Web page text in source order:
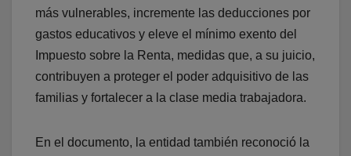
más vulnerables, incremente las deducciones por
gastos educativos y eleve el mínimo exento del
Impuesto sobre la Renta, medidas que, a su juicio,
contribuyen a proteger el poder adquisitivo de las
familias y fortalecer a la clase media trabajadora.
En el documento, la entidad también reconoció la